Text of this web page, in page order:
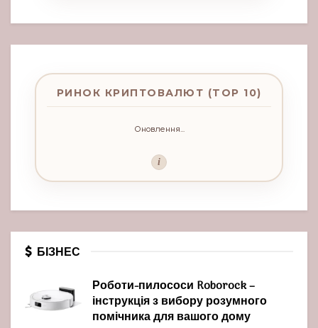
РИНОК КРИПТОВАЛЮТ (TOP 10)
Оновлення...
i
БІЗНЕС
Роботи-пилососи Roborock –
інструкція з вибору розумного
помічника для вашого дому